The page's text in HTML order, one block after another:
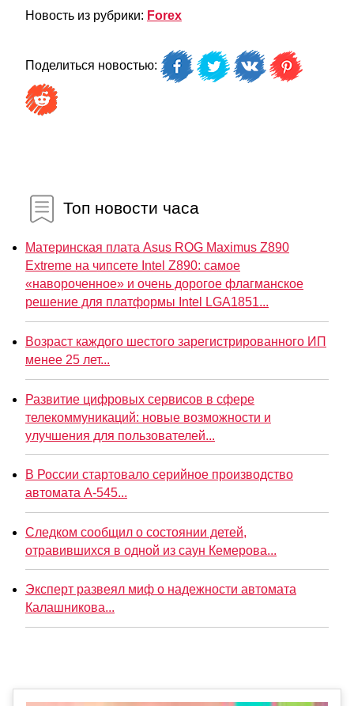
Новость из рубрики: Forex
Поделиться новостью:
Топ новости часа
Материнская плата Asus ROG Maximus Z890
Extreme на чипсете Intel Z890: самое
«навороченное» и очень дорогое флагманское
решение для платформы Intel LGA1851...
Возраст каждого шестого зарегистрированного ИП
менее 25 лет...
Развитие цифровых сервисов в сфере
телекоммуникаций: новые возможности и
улучшения для пользователей...
В России стартовало серийное производство
автомата А-545...
Следком сообщил о состоянии детей,
отравившихся в одной из саун Кемерова...
Эксперт развеял миф о надежности автомата
Калашникова...